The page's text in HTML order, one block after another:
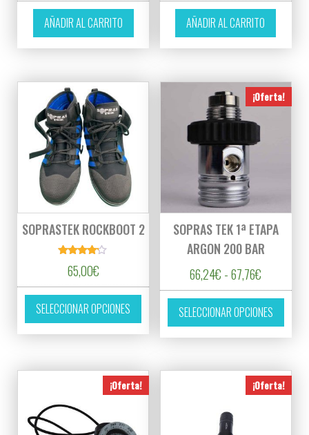
AÑADIR AL CARRITO AÑADIR AL CARRITO
SOPRASTEK ROCKBOOT 2
con
de 5
65,00€
SELECCIONAR OPCIONES
Este producto tiene múltiples variantes.
¡Oferta!
SOPRAS TEK 1ª ETAPA
ARGON 200 BAR
66,24€ - 67,76€
SELECCIONAR OPCIONES
Este
¡Oferta! ¡Oferta!